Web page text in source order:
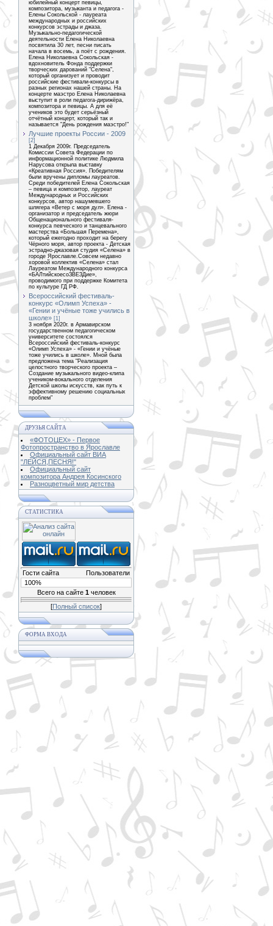
юбилейный концерт певицы,
композитора, музыканта и педагога -
Елены Сокольской - лауреата
международных и российских
конкурсов эстрады и джаза.
Музыкально-педагогической
деятельности Елена Николаевна
посвятила 30 лет, песни писать
начала в восемь, а поёт с рождения.
Елена Николаевна Сокольская -
вдохновитель Фонда поддержки
творческих дарований "Селена",
который организует и проводит
российские фестивали-конкурсы в
разных регионах нашей страны. На
концерте маэстро Елена Николаевна
выступит в роли педагога-дирижёра,
композитора и певицы. А для её
учеников это будет серьёзный
отчётный концерт, который так и
называется "День рождения маэстро!"
Лучшие проекты России - 2009
[2]
1 Декабря 2009г. Председатель
Комиссии Совета Федерации по
информационной политике Людмила
Нарусова открыла выставку
«Креативная Россия». Победителям
были вручены дипломы лауреатов.
Среди победителей Елена Сокольская
– певица и композитор, лауреат
Международных и Российских
конкурсов, автор нашумевшего
шлягера «Ветер с моря дул». Елена -
организатор и председатель жюри
Общенационального фестиваля-
конкурса певческого и танцевального
мастерства «Большая Перемена»,
который ежегодно проходит на берегу
Чёрного моря, автор проекта - Детская
эстрадно-джазовая студия «Селена» в
городе Ярославле.Совсем недавно
хоровой коллектив «Селена» стал
Лауреатом Международного конкурса
«БАЛтийскоесоЗВЕЗДие»,
проводимого при поддержке Комитета
по культуре ГД РФ.
Всероссийский фестиваль-
конкурс «Олимп Успеха» -
«Гении и учёные тоже учились в
школе» [1]
3 ноября 2020г. в Армавирском
государственном педагогическом
университете состоялся
Всероссийский фестиваль-конкурс
«Олимп Успеха» - «Гении и учёные
тоже учились в школе». Мной была
предложена тема "Реализация
целостного творческого проекта –
Создание музыкального видео-клипа
учеником-вокального отделения
Детской школы искусств, как путь к
эффективному решению социальных
проблем"
ДРУЗЬЯ САЙТА
«ФОТОЦЕХ» - Первое
Фотопространство в Ярославле
Официальный сайт ВИА
"ЛЕЙСЯ,ПЕСНЯ!"
Официальный сайт
композитора Андрея Косинского
Разноцветный мир детства
СТАТИСТИКА
Гости сайта
Пользователи
100%
Всего на сайте 1человек
[Полный список]
ФОРМА ВХОДА